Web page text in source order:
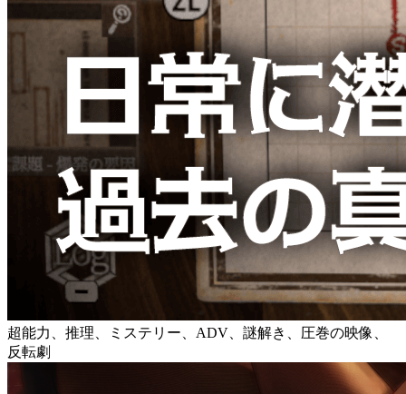
超能力、推理、ミステリー、ADV、謎解き、圧巻の映像、
反転劇